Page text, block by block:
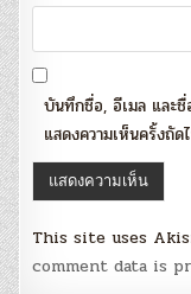
บันทึกชื่อ, อีเมล และชื่
แสดงความเห็นครั้งถัด
This site uses
comment data is